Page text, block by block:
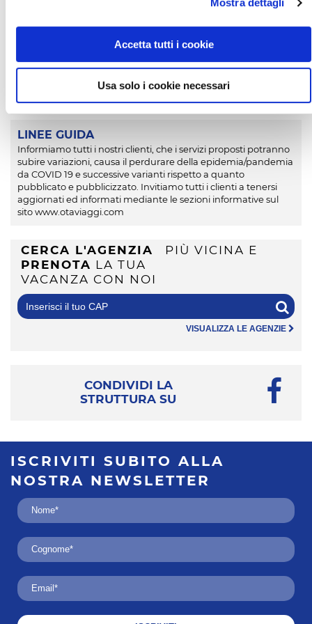
Accetta tutti i cookie
Usa solo i cookie necessari
mare. Dal 9 al 16 agosto richieste minimo 5 notti.
LINEE GUIDA
Informiamo tutti i nostri clienti, che i servizi proposti potranno
subire variazioni, causa il perdurare della epidemia/pandemia
da COVID 19 e successive varianti rispetto a quanto
pubblicato e pubblicizzato. Invitiamo tutti i clienti a tenersi
aggiornati ed informati mediante le sezioni informative sul
sito www.otaviaggi.com
CERCA L'AGENZIA
PIÙ VICINA E
PRENOTA
LA TUA
VACANZA CON NOI
VISUALIZZA LE AGENZIE
CONDIVIDI LA
STRUTTURA SU
ISCRIVITI SUBITO ALLA
NOSTRA
NEWSLETTER